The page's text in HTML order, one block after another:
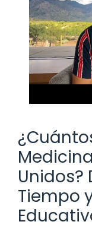
Unidos?
Tiempo